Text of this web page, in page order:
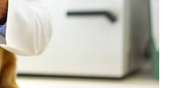
Limpeza de Tártaro Canino
Limpeza de
Limpeza de Tártaro em Cães
Limpeza de
Limpeza Dentária Canina
Odonto para Cães e Gatos
Odonto para